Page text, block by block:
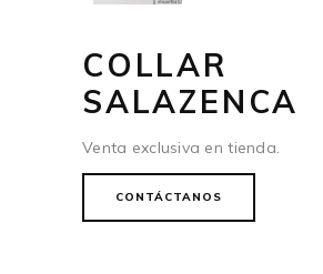
COLLAR
SALAZENCA
Venta exclusiva en tienda.
CONTÁCTANOS